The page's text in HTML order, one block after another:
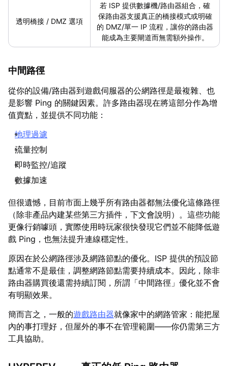
透明橋接 / DMZ 選項
若 ISP 提供數據機/路由器組合，確
保路由器支援真正的橋接模式或明確
的 DMZ/單一 IP 流程，讓你的路由器
能成為主要閘道而無需額外操作。
中間路徑
從你的設備/路由器到遊戲伺服器的公網路徑是最複雜、也
是影響 Ping 的關鍵因素。許多路由器現在將這部分作為增
值賣點，並提供不同功能：
地理過濾
流量控制
即時監控/追蹤
數據加速
但很遺憾，目前市面上幾乎所有路由器都無法優化這條路徑
（除非產品內建某些第三方插件，下文會說明）。這些功能
更像行銷噱頭，實際使用時玩家很快發現它們並不能降低遊
戲 Ping，也無法提升連線穩定性。
原因在於公網路徑涉及網路節點的優化。ISP 提供的預設節
點通常不是最佳，調整網路節點需要持續成本。因此，除非
路由器購買後還需持續訂閱，所謂「中間路徑」優化並不會
有明顯效果。
簡而言之，一般的遊戲路由器就像家中的網路管家：能把屋
內的事打理好，但屋外的事不在管理範圍——你仍需第三方
工具協助。